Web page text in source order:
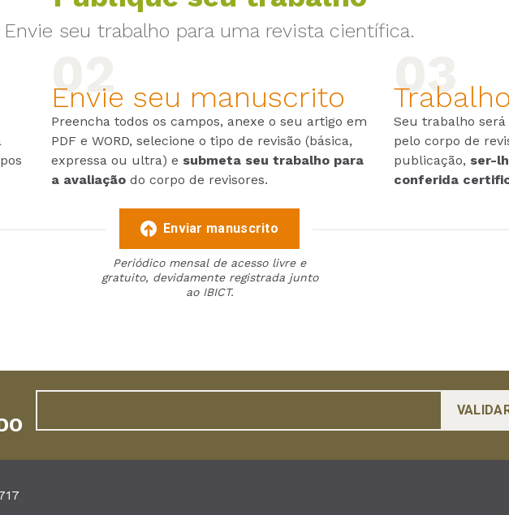
Envie seu trabalho para uma revista científica.
Envie seu manuscrito
Preencha todos os campos, anexe o seu artigo em
PDF e WORD, selecione o tipo de revisão (básica,
expressa ou ultra) e submeta seu trabalho para
a avaliação do corpo de revisores.
Seu trabalho
pelo corpo de
publicação, ser-
conferida
Enviar manuscrito
Periódico mensal de acesso livre e
gratuito, devidamente registrada junto
ao IBICT.